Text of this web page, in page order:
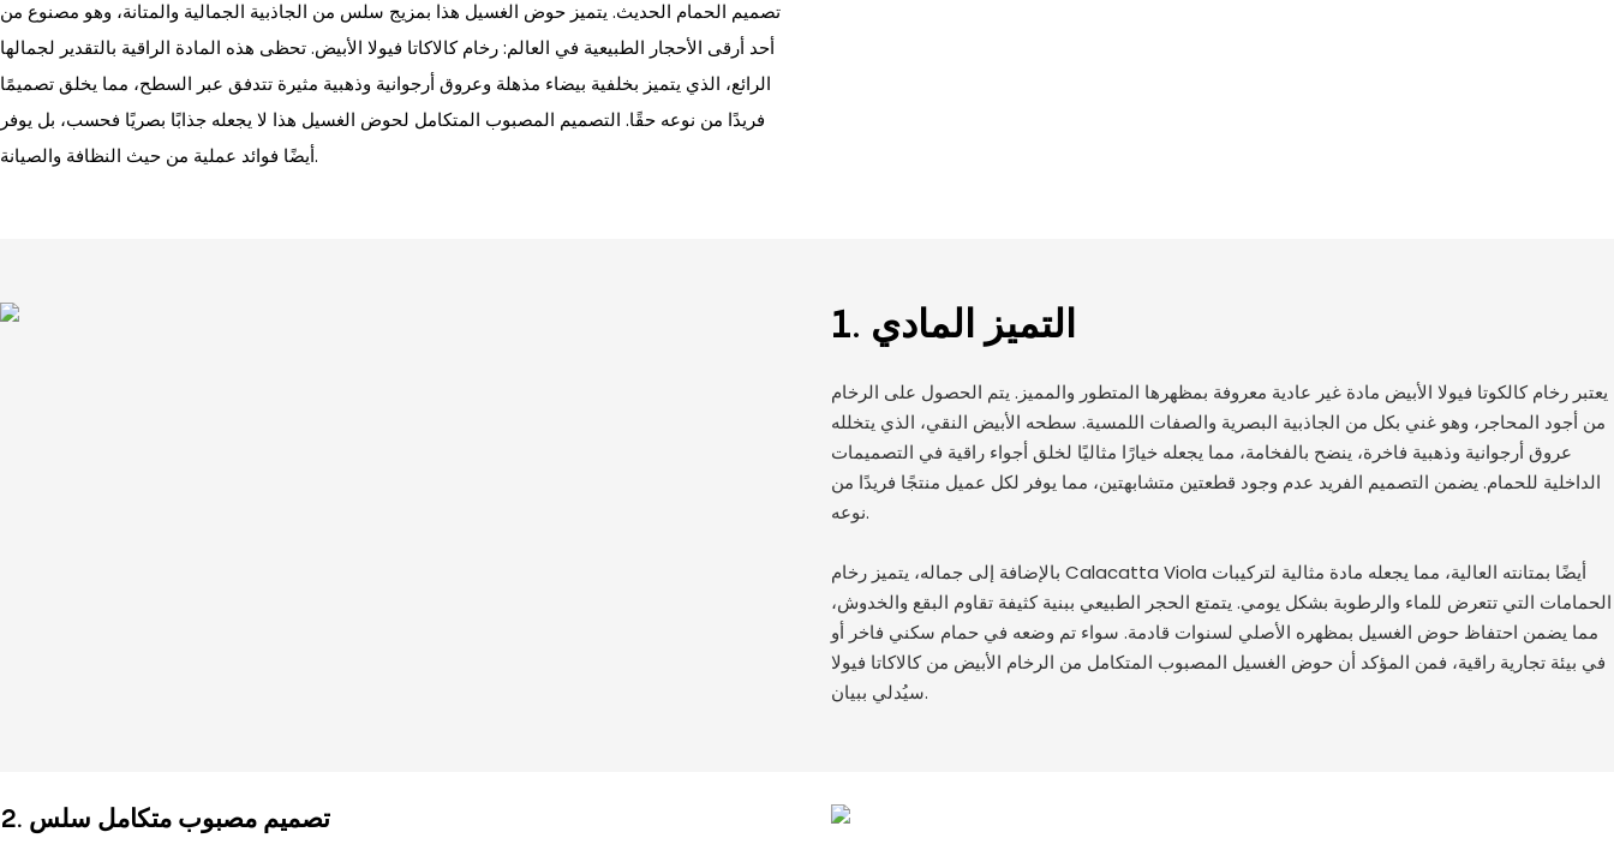
تصميم الحمام الحديث. يتميز حوض الغسيل هذا بمزيج سلس من الجاذبية الجمالية والمتانة، وهو مصنوع من
أحد أرقى الأحجار الطبيعية في العالم: رخام كالاكاتا فيولا الأبيض. تحظى هذه المادة الراقية بالتقدير لجمالها
الرائع، الذي يتميز بخلفية بيضاء مذهلة وعروق أرجوانية وذهبية مثيرة تتدفق عبر السطح، مما يخلق تصميمًا
فريدًا من نوعه حقًا. التصميم المصبوب المتكامل لحوض الغسيل هذا لا يجعله جذابًا بصريًا فحسب، بل يوفر
أيضًا فوائد عملية من حيث النظافة والصيانة.
1. التميز المادي
يعتبر رخام كالكوتا فيولا الأبيض مادة غير عادية معروفة بمظهرها المتطور والمميز. يتم الحصول على الرخام
من أجود المحاجر، وهو غني بكل من الجاذبية البصرية والصفات اللمسية. سطحه الأبيض النقي، الذي يتخلله
عروق أرجوانية وذهبية فاخرة، ينضح بالفخامة، مما يجعله خيارًا مثاليًا لخلق أجواء راقية في التصميمات
الداخلية للحمام. يضمن التصميم الفريد عدم وجود قطعتين متشابهتين، مما يوفر لكل عميل منتجًا فريدًا من
نوعه.
بالإضافة إلى جماله، يتميز رخام Calacatta Viola أيضًا بمتانته العالية، مما يجعله مادة مثالية لتركيبات
الحمامات التي تتعرض للماء والرطوبة بشكل يومي. يتمتع الحجر الطبيعي ببنية كثيفة تقاوم البقع والخدوش،
مما يضمن احتفاظ حوض الغسيل بمظهره الأصلي لسنوات قادمة. سواء تم وضعه في حمام سكني فاخر أو
في بيئة تجارية راقية، فمن المؤكد أن حوض الغسيل المصبوب المتكامل من الرخام الأبيض من كالاكاتا فيولا
سيُدلي ببيان.
2. تصميم مصبوب متكامل سلس